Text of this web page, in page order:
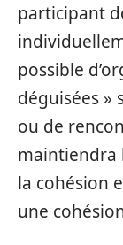
participant
possible
déguisées »
ou de
maintiendra
la cohésion
une